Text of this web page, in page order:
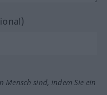
Mensch sind, indem Sie ein